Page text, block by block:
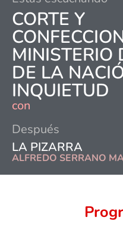
CORTE Y
MINISTERIO
DE LA
INQUIETUD
con
Después
LA PIZARRA
ALFREDO SERRANO